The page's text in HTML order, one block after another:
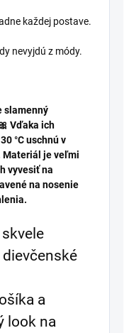
každej postave.
nevyjdú z módy.
slamenný
Vďaka ich
°C uschnú v
Materiál je veľmi
vyvesiť na
na nosenie
a
look na